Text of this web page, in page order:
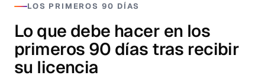
LOS PRIMEROS 90 DÍAS
Lo que debe hacer en los
primeros 90 días tras recibir
su licencia